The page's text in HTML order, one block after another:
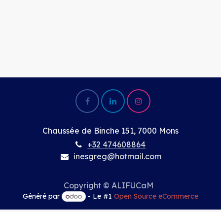
Chaussée de Binche 151, 7000 Mons
+32 474608864
inesgreg@hotmail.com
Copyright © ALIFUCaM
Généré par - Le #1 Open Source eCommerce